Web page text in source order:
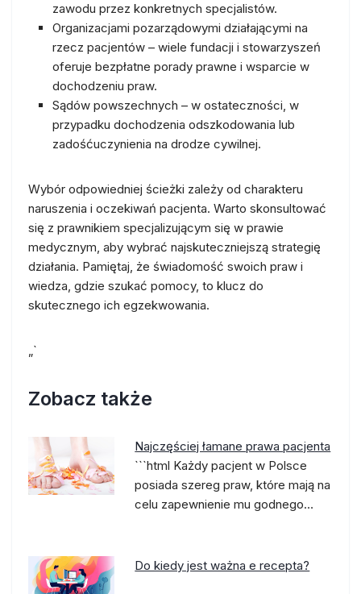
zawodu przez konkretnych specjalistów.
Organizacjami pozarządowymi działającymi na
rzecz pacjentów – wiele fundacji i stowarzyszeń
oferuje bezpłatne porady prawne i wsparcie w
dochodzeniu praw.
Sądów powszechnych – w ostateczności, w
przypadku dochodzenia odszkodowania lub
zadośćuczynienia na drodze cywilnej.
Wybór odpowiedniej ścieżki zależy od charakteru
naruszenia i oczekiwań pacjenta. Warto skonsultować
się z prawnikiem specjalizującym się w prawie
medycznym, aby wybrać najskuteczniejszą strategię
działania. Pamiętaj, że świadomość swoich praw i
wiedza, gdzie szukać pomocy, to klucz do
skutecznego ich egzekwowania.
„`
Zobacz także
Najczęściej łamane prawa pacjenta
```html Każdy pacjent w Polsce
posiada szereg praw, które mają na
celu zapewnienie mu godnego…
Do kiedy jest ważna e recepta?